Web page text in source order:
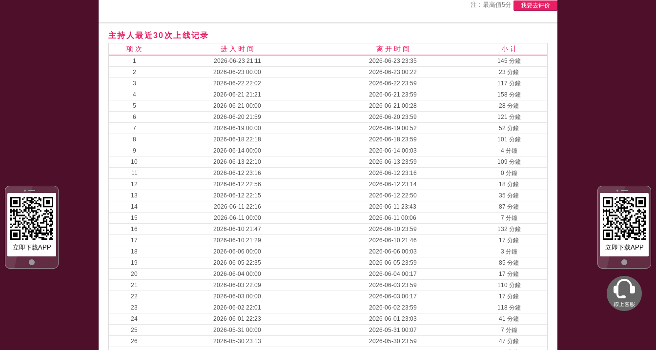
立即下载APP
立即下载APP
注 : 最高值5分 我要去评价
主持人最近30次上线记录
项 次 进 入 时 间 离 开 时 间 小 计
1 2026-06-23 21:11 2026-06-23 23:35
145 分鐘
2
2026-06-23 00:00 2026-06-23 00:22
23 分鐘
3
2026-06-22 22:02 2026-06-22 23:59
117 分鐘
4
2026-06-21 21:21 2026-06-21 23:59
158 分鐘
5
2026-06-21 00:00 2026-06-21 00:28
28 分鐘
6
2026-06-20 21:59 2026-06-20 23:59
121 分鐘
7
2026-06-19 00:00 2026-06-19 00:52
52 分鐘
8
2026-06-18 22:18 2026-06-18 23:59
101 分鐘
9
2026-06-14 00:00 2026-06-14 00:03
4 分鐘
10
2026-06-13 22:10 2026-06-13 23:59
109 分鐘
11
2026-06-12 23:16 2026-06-12 23:16
0 分鐘
12
2026-06-12 22:56 2026-06-12 23:14
18 分鐘
13
2026-06-12 22:15 2026-06-12 22:50
35 分鐘
14
2026-06-11 22:16 2026-06-11 23:43
87 分鐘
15
2026-06-11 00:00 2026-06-11 00:06
7 分鐘
16
2026-06-10 21:47 2026-06-10 23:59
132 分鐘
17
2026-06-10 21:29 2026-06-10 21:46
17 分鐘
18
2026-06-06 00:00 2026-06-06 00:03
3 分鐘
19
2026-06-05 22:35 2026-06-05 23:59
85 分鐘
20
2026-06-04 00:00 2026-06-04 00:17
17 分鐘
21
2026-06-03 22:09 2026-06-03 23:59
110 分鐘
22
2026-06-03 00:00 2026-06-03 00:17
17 分鐘
23
2026-06-02 22:01 2026-06-02 23:59
118 分鐘
24
2026-06-01 22:23 2026-06-01 23:03
41 分鐘
25
2026-05-31 00:00 2026-05-31 00:07
7 分鐘
26
2026-05-30 23:13 2026-05-30 23:59
47 分鐘